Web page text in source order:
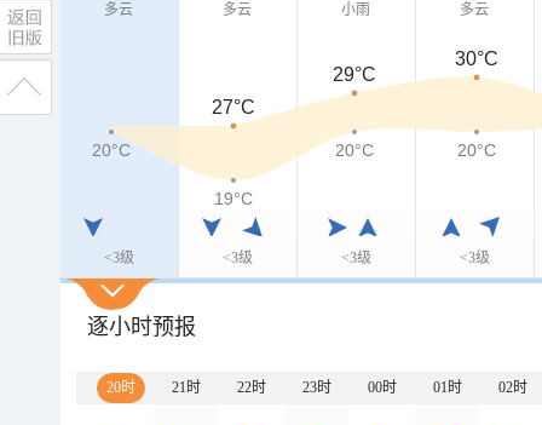
多云
<3级
多云
<3级
小雨
<3级
多云
<3级
27°C
29°C
30°C
20°C
19°C
20°C 20°C
逐小时预报
20时 21时 22时 23时 00时 01时 02时